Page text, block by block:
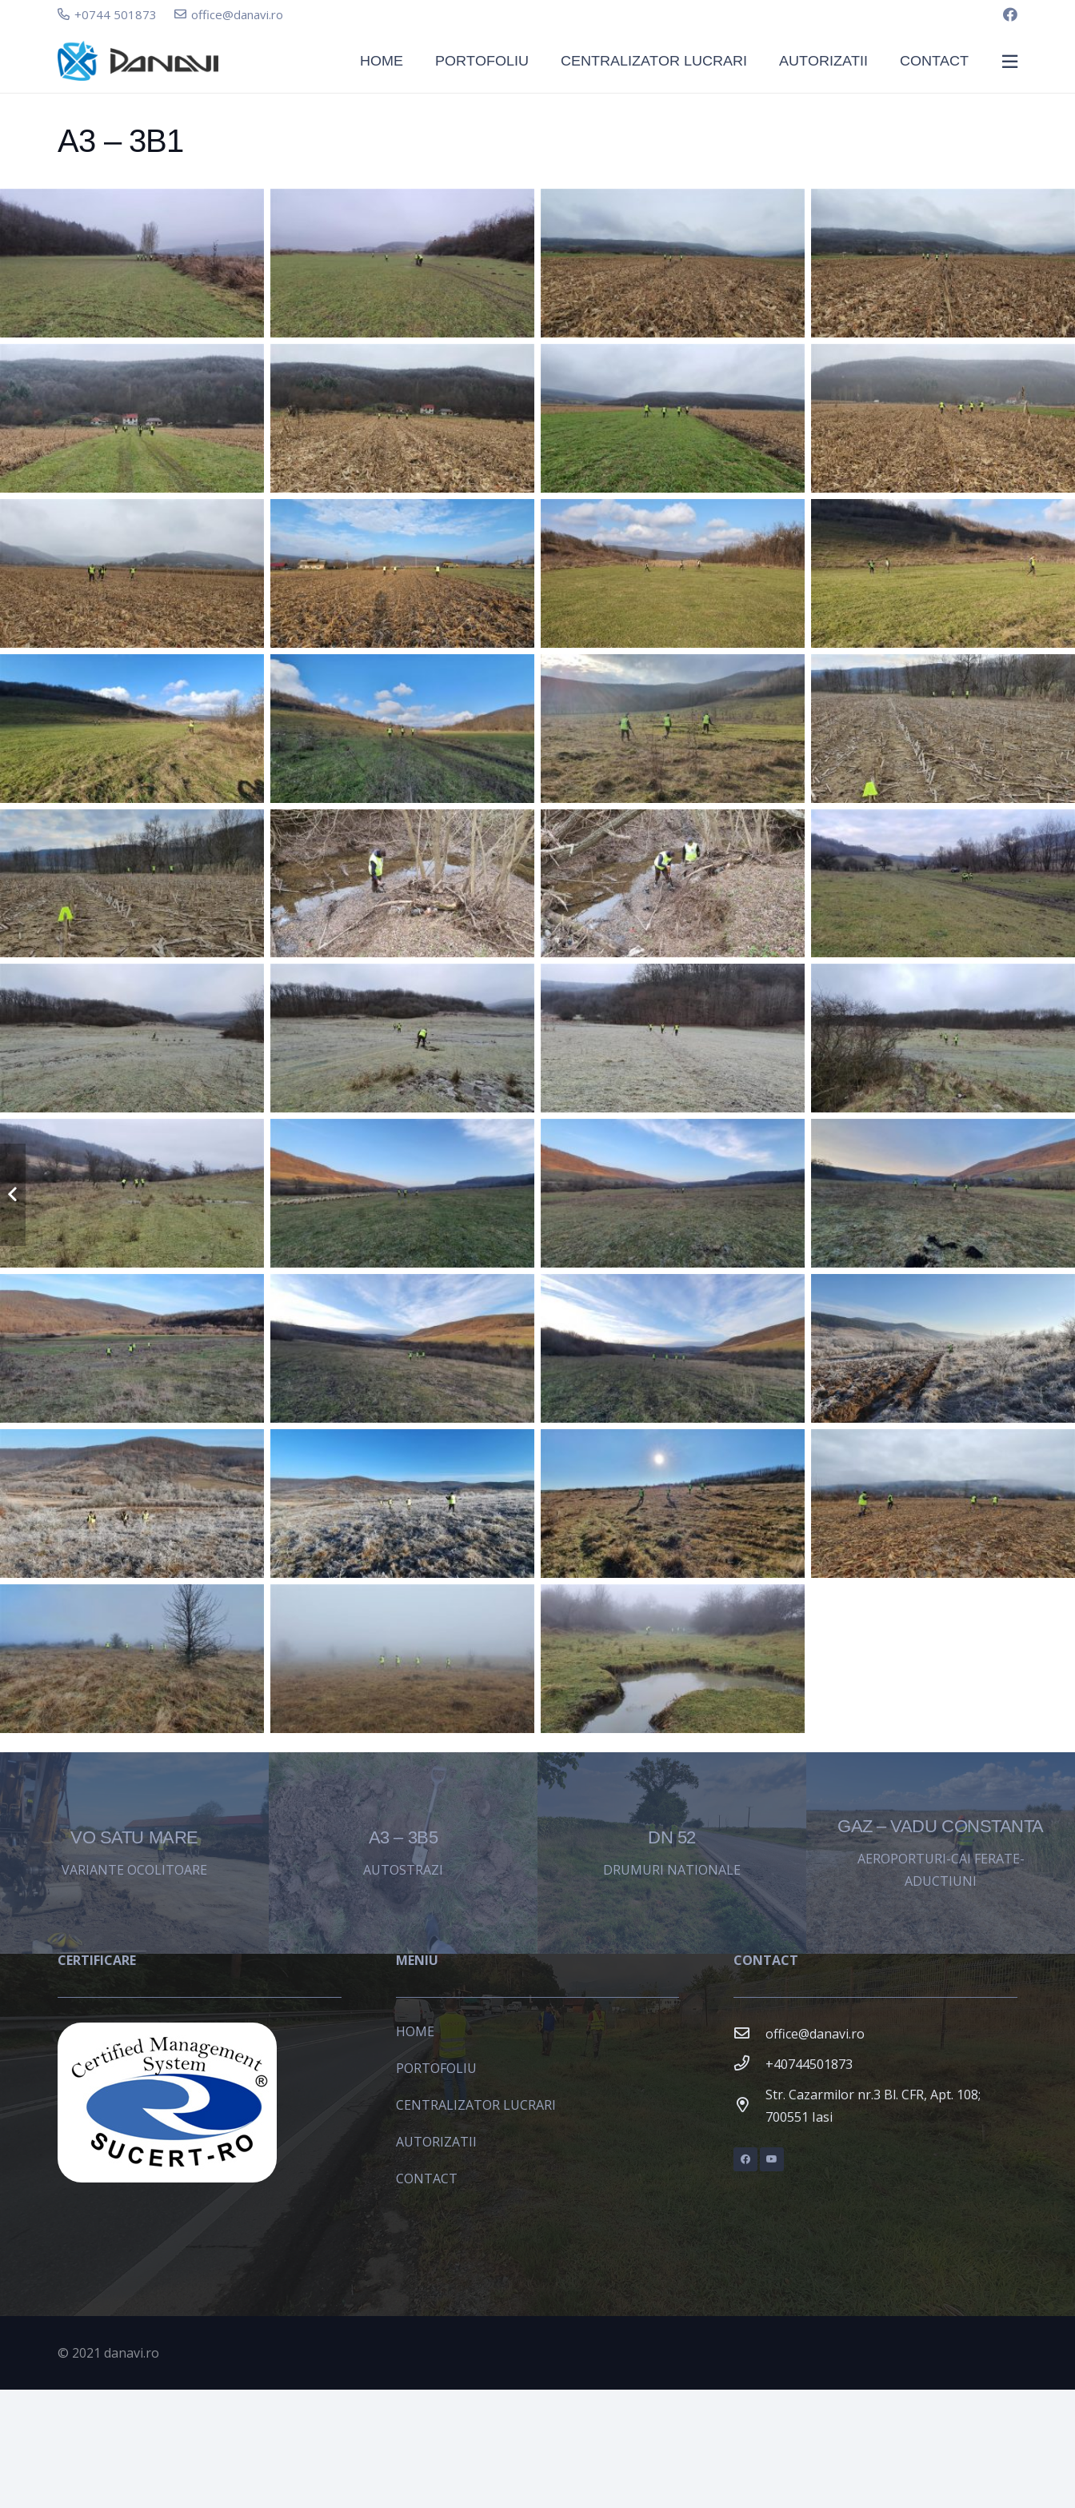
+0744 501873 office@danavi.ro
HOME PORTOFOLIU CENTRALIZATOR LUCRARI AUTORIZATII CONTACT
A3 – 3B1
VO SATU MARE
VARIANTE OCOLITOARE
A3 – 3B5
AUTOSTRAZI
DN 52
DRUMURI NATIONALE
GAZ – VADU CONSTANTA
AEROPORTURI-CAI FERATE-
ADUCTIUNI
CERTIFICARE MENIU
HOME
PORTOFOLIU
CENTRALIZATOR LUCRARI
AUTORIZATII
CONTACT
CONTACT
office@danavi.ro
+40744501873
Str. Cazarmilor nr.3 Bl. CFR, Apt. 108;
700551 Iasi
© 2021 danavi.ro